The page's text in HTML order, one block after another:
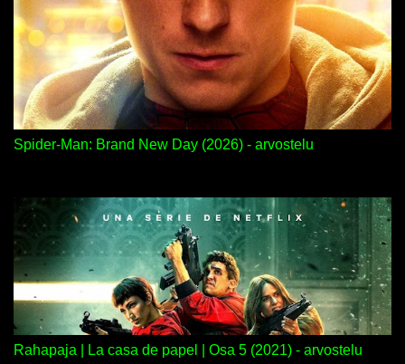
Spider-Man: Brand New Day (2026) - arvostelu
Rahapaja | La casa de papel | Osa 5 (2021) - arvostelu